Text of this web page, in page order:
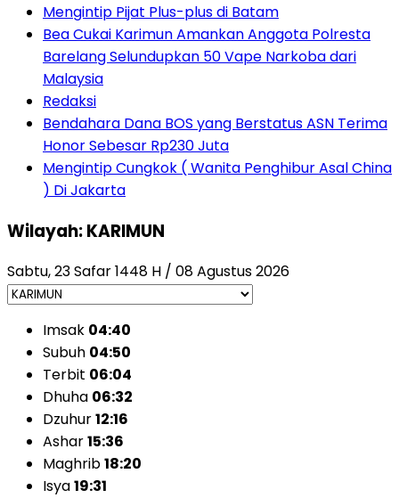
Mengintip Pijat Plus-plus di Batam
Bea Cukai Karimun Amankan Anggota Polresta
Barelang Selundupkan 50 Vape Narkoba dari
Malaysia
Redaksi
Bendahara Dana BOS yang Berstatus ASN Terima
Honor Sebesar Rp230 Juta
Mengintip Cungkok ( Wanita Penghibur Asal China
) Di Jakarta
Wilayah: KARIMUN
Sabtu, 23 Safar 1448 H / 08 Agustus 2026
Imsak 04:40
Subuh 04:50
Terbit 06:04
Dhuha 06:32
Dzuhur12:16
Ashar15:36
Maghrib18:20
Isya19:31